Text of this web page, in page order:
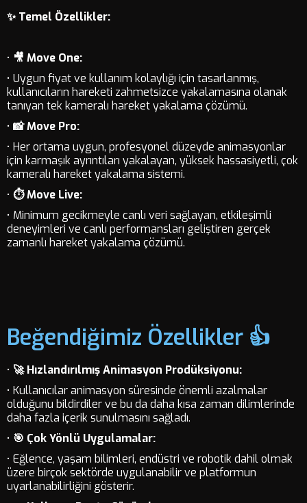
✨ Temel Özellikler:
• 🎥 Move One:
• Uygun fiyat ve kullanım kolaylığı için tasarlanmış,
kullanıcıların hareketi zahmetsizce yakalamasına olanak
tanıyan tek kameralı hareket yakalama çözümü.
• 📸 Move Pro:
• Her ortama uygun, profesyonel düzeyde animasyonlar
için karmaşık ayrıntıları yakalayan, yüksek hassasiyetli, çok
kameralı hareket yakalama sistemi.
• ⏱️ Move Live:
• Minimum gecikmeyle canlı veri sağlayan, etkileşimli
deneyimleri ve canlı performansları geliştiren gerçek
zamanlı hareket yakalama çözümü.
Beğendiğimiz Özellikler 👍
• 🚀 Hızlandırılmış Animasyon Prodüksiyonu:
• Kullanıcılar animasyon süresinde önemli azalmalar
olduğunu bildirdiler ve bu da daha kısa zaman dilimlerinde
daha fazla içerik sunulmasını sağladı.
• 🎯 Çok Yönlü Uygulamalar:
• Eğlence, yaşam bilimleri, endüstri ve robotik dahil olmak
üzere birçok sektörde uygulanabilir ve platformun
uyarlanabilirliğini gösterir.